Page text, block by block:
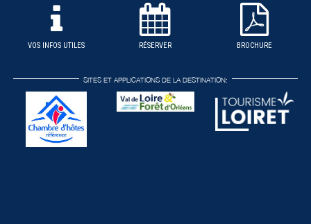
VOS INFOS UTILES RÉSERVER BROCHURE
SITES ET APPLICATIONS DE LA DESTINATION: